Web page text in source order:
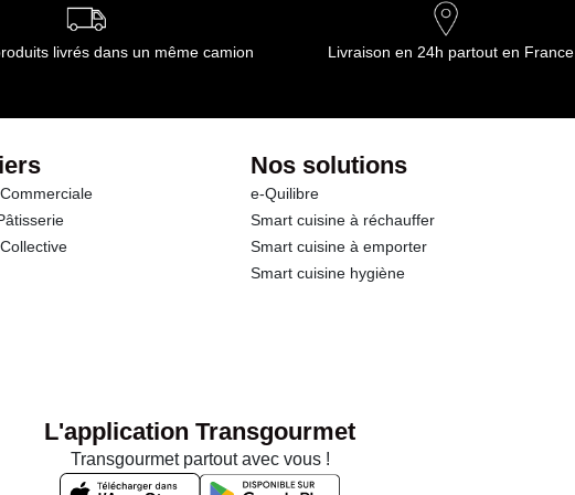
de Transgourmet Opérations
livrés dans un même camion Livraison en 24h partout en France
Nos solutions
e-Quilibre
Smart cuisine à réchauffer
Smart cuisine à emporter
Smart cuisine hygiène
L'application Transgourmet
Transgourmet partout avec vous !